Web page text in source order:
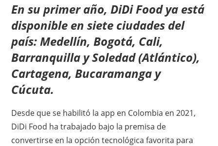
En su primer año, DiDi Food ya está
disponible en siete ciudades del
país: Medellín, Bogotá, Cali,
Barranquilla y Soledad (Atlántico),
Cartagena, Bucaramanga y
Cúcuta.
Desde que se habilitó la app en Colombia en 2021,
DiDi Food ha trabajado bajo la premisa de
convertirse en la opción tecnológica favorita para